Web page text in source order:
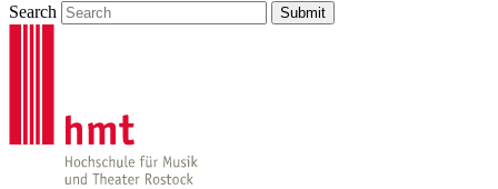
Search Submit